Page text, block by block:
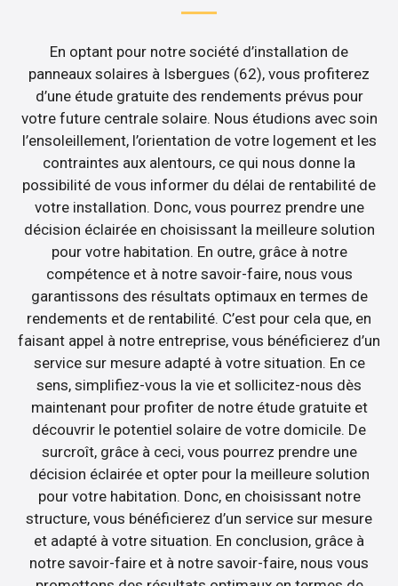
En optant pour notre société d’installation de
panneaux solaires à Isbergues (62), vous profiterez
d’une étude gratuite des rendements prévus pour
votre future centrale solaire. Nous étudions avec soin
l’ensoleillement, l’orientation de votre logement et les
contraintes aux alentours, ce qui nous donne la
possibilité de vous informer du délai de rentabilité de
votre installation. Donc, vous pourrez prendre une
décision éclairée en choisissant la meilleure solution
pour votre habitation. En outre, grâce à notre
compétence et à notre savoir-faire, nous vous
garantissons des résultats optimaux en termes de
rendements et de rentabilité. C’est pour cela que, en
faisant appel à notre entreprise, vous bénéficierez d’un
service sur mesure adapté à votre situation. En ce
sens, simplifiez-vous la vie et sollicitez-nous dès
maintenant pour profiter de notre étude gratuite et
découvrir le potentiel solaire de votre domicile. De
surcroît, grâce à ceci, vous pourrez prendre une
décision éclairée et opter pour la meilleure solution
pour votre habitation. Donc, en choisissant notre
structure, vous bénéficierez d’un service sur mesure
et adapté à votre situation. En conclusion, grâce à
notre savoir-faire et à notre savoir-faire, nous vous